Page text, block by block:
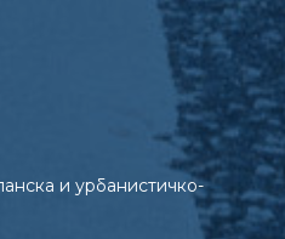
и урбанистичко-